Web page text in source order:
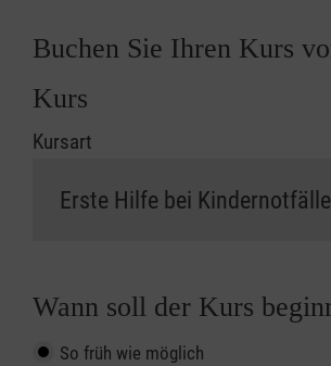
Buchen Sie Ihren Kurs
Kurs
Kursart
Wann soll der Kurs
So früh wie möglich